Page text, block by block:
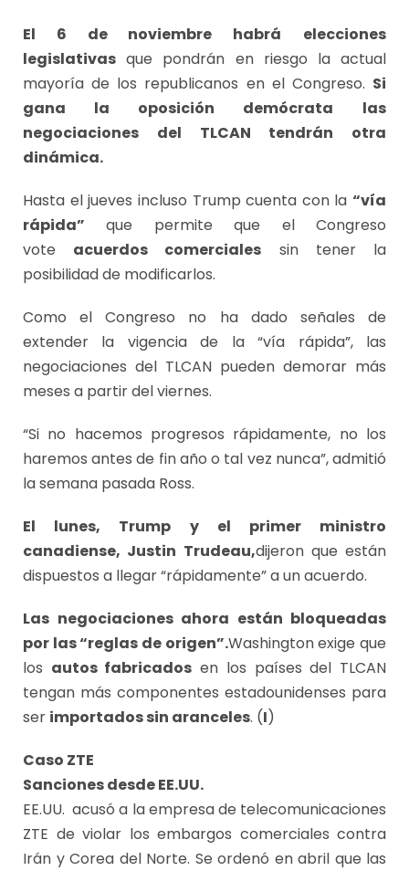
El 6 de noviembre habrá
elecciones
legislativas que pondrán en riesgo la actual
mayoría de los republicanos en el Congreso. Si
gana la oposición demócrata
las
negociaciones del TLCAN tendrán otra
dinámica.
Hasta el jueves incluso Trump cuenta con la “vía
rápida” que permite que el Congreso
vote acuerdos comerciales sin tener la
posibilidad de modificarlos.
Como el Congreso no ha dado señales de
extender la vigencia de la “vía rápida”, las
negociaciones del TLCAN pueden demorar más
meses a partir del viernes.
“Si no hacemos progresos rápidamente, no los
haremos antes de fin año o tal vez nunca”, admitió
la semana pasada Ross.
El lunes, Trump y el primer ministro
canadiense, Justin Trudeau,dijeron que están
dispuestos a llegar “rápidamente” a un acuerdo.
Las negociaciones ahora están bloqueadas
por las “reglas de origen”.Washington exige que
los autos fabricados en los países del TLCAN
tengan más componentes estadounidenses para
ser importados sin aranceles. (I)
Caso ZTE
Sanciones desde EE.UU.
EE.UU. acusó a la empresa de telecomunicaciones
ZTE de violar los embargos comerciales contra
Irán y Corea del Norte. Se ordenó en abril que las